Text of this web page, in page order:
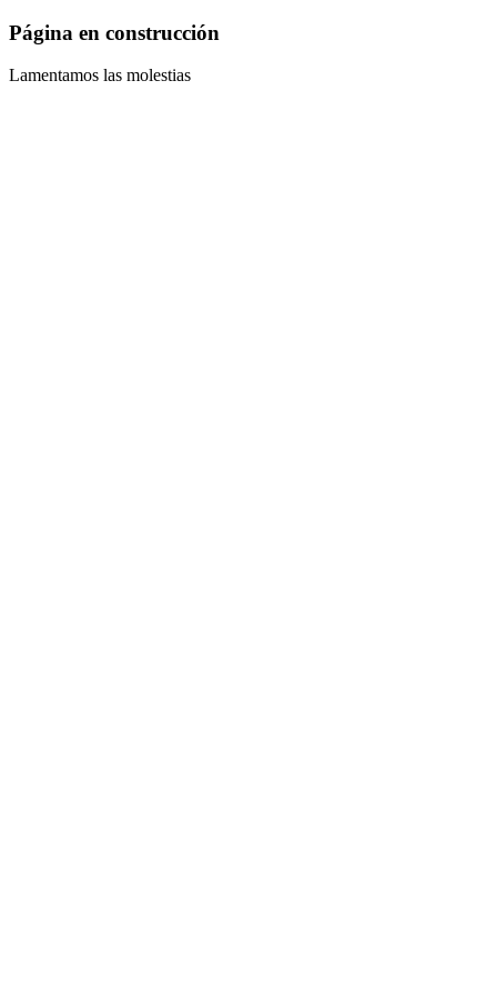
Página en construcción
Lamentamos las molestias